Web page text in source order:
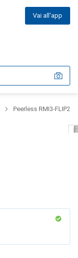
Vai all'app
Peerless RMI3-FLIP2